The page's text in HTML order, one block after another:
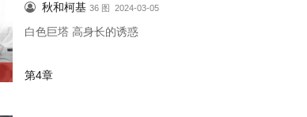
秋和柯基 36 图 2024-03-05
白色巨塔 高身长的诱惑
第4章